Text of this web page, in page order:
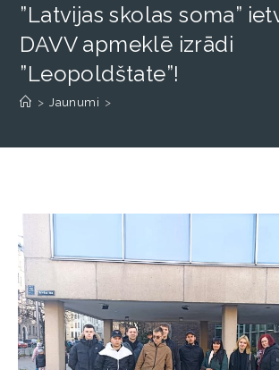
”Latvijas skolas soma”
DAVV apmeklē izrādi
”Leopoldštate”!
> Jaunumi >